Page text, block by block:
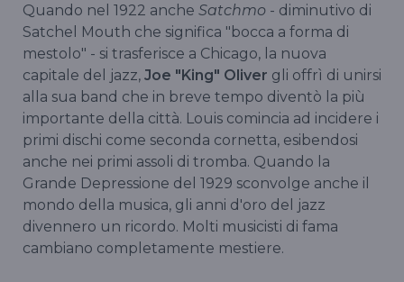
Quando nel 1922 anche Satchmo - diminutivo di
Satchel Mouth che significa "bocca a forma di
mestolo" - si trasferisce a Chicago, la nuova
capitale del jazz, Joe "King" Oliver gli offrì di unirsi
alla sua band che in breve tempo diventò la più
importante della città. Louis comincia ad incidere i
primi dischi come seconda cornetta, esibendosi
anche nei primi assoli di tromba. Quando la
Grande Depressione del 1929 sconvolge anche il
mondo della musica, gli anni d'oro del jazz
divennero un ricordo. Molti musicisti di fama
cambiano completamente mestiere.